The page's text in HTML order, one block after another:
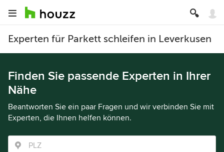
Experten für Parkett schleifen in Leverkusen
Finden Sie passende Experten in Ihrer
Nähe
Beantworten Sie ein paar Fragen und wir verbinden Sie mit
Experten, die Ihnen helfen können.